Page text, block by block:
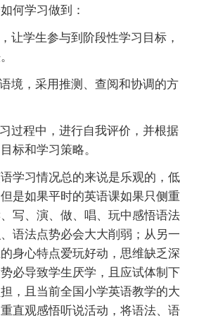
何学习做到：
让学生参与到阶段性学习目标，
境，采用推测、查阅和协调的方
过程中，进行自我评价，并根据
标和学习策略。
学习情况总的来说是乐观的，低
是如果平时的英语课如果只侧重
写、演、做、唱、玩中感悟语法
语法点势必会大大削弱；从另一
身心特点爱玩好动，思维缺乏深
必导致学生厌学，且应试体制下
，且当前全国小学英语教学的大
直观感悟听说活动，将语法、语